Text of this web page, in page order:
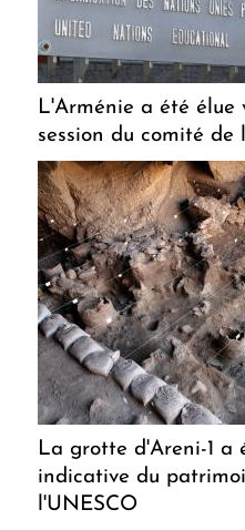
L'Arménie a été élue
session du comité de
La grotte d'Areni-1 a
indicative du
l'UNESCO